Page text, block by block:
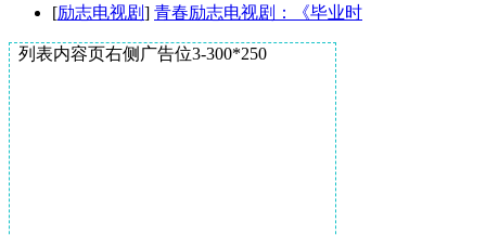
[励志电视剧] 青春励志电视剧：《毕业时
列表内容页右侧广告位3-300*250